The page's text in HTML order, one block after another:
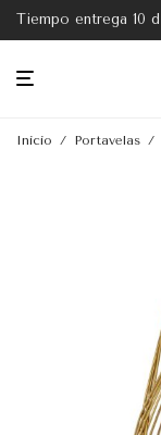
Inicio / Portavelas /